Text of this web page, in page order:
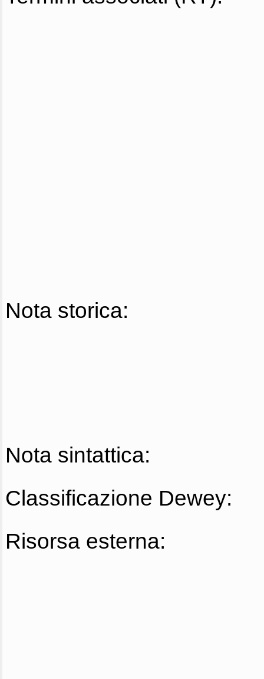
Nota storica:
Nota sintattica:
Classificazione Dewey:
Risorsa esterna: